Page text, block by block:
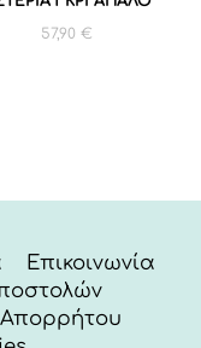
57,90 €
Επικοινωνία
Απορρήτου